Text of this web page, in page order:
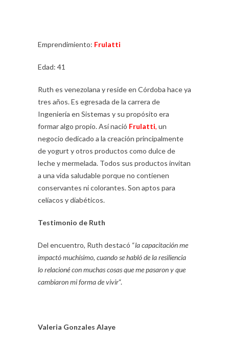
Emprendimiento: Frulatti
Edad: 41
Ruth es venezolana y reside en Córdoba hace ya
tres años. Es egresada de la carrera de
Ingeniería en Sistemas y su propósito era
formar algo propio. Así nació Frulatti, un
negocio dedicado a la creación principalmente
de yogurt y otros productos como dulce de
leche y mermelada. Todos sus productos invitan
a una vida saludable porque no contienen
conservantes ni colorantes. Son aptos para
celíacos y diabéticos.
Testimonio de Ruth
Del encuentro, Ruth destacó “la capacitación me
impactó muchísimo, cuando se habló de la resiliencia
lo relacioné con muchas cosas que me pasaron y que
cambiaron mi forma de vivir“.
Valeria Gonzales Alaye